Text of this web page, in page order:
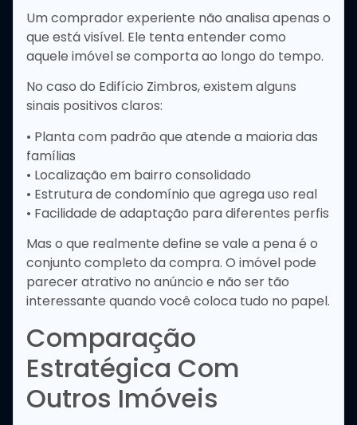
Um comprador experiente não analisa apenas o
que está visível. Ele tenta entender como
aquele imóvel se comporta ao longo do tempo.
No caso do Edifício Zimbros, existem alguns
sinais positivos claros:
• Planta com padrão que atende a maioria das
famílias
• Localização em bairro consolidado
• Estrutura de condomínio que agrega uso real
• Facilidade de adaptação para diferentes perfis
Mas o que realmente define se vale a pena é o
conjunto completo da compra. O imóvel pode
parecer atrativo no anúncio e não ser tão
interessante quando você coloca tudo no papel.
Comparação
Estratégica Com
Outros Imóveis